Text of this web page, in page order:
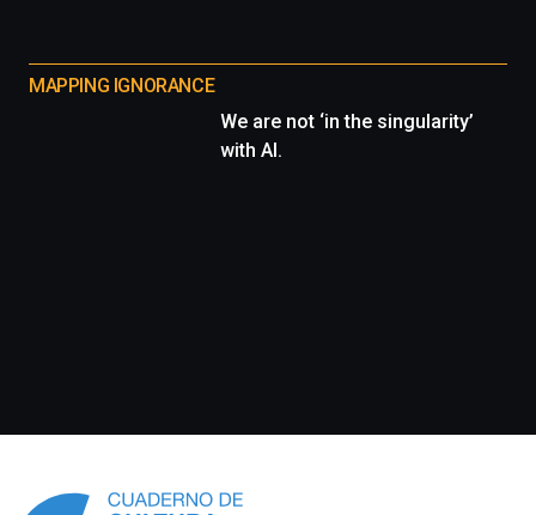
MAPPING IGNORANCE
We are not ‘in the singularity’
with AI.